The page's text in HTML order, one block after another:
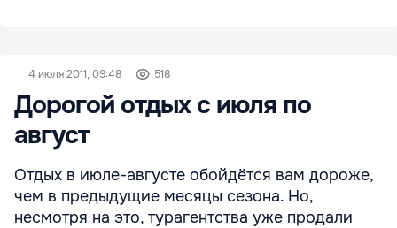
4 июля 2011, 09:48 518
Дорогой отдых с июля по
август
Отдых в июле-августе обойдётся вам дороже,
чем в предыдущие месяцы сезона. Но,
несмотря на это, турагентства уже продали